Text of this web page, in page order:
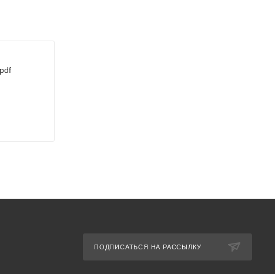
ПОДПИСАТЬСЯ НА РАССЫЛКУ